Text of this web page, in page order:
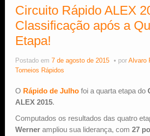
Fique Sócio
Quem Somos?
Calendário
Estude Xadrez
Circuito Rápido ALEX
Classificação após a
Etapa!
Postado em 7 de agosto de 2015 por Alvaro
Torneios Rápidos
O Rápido de Julho foi a quarta etapa do
ALEX 2015.
Computados os resultados das quatro
Werner ampliou sua liderança, com 27